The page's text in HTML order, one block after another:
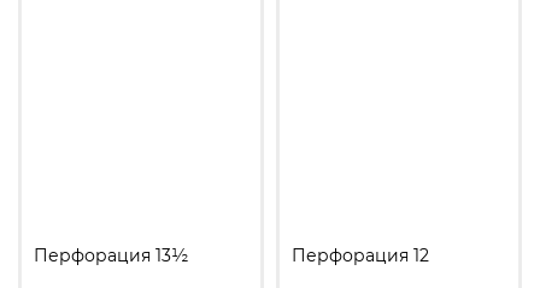
Перфорация 13½ Перфорация 12